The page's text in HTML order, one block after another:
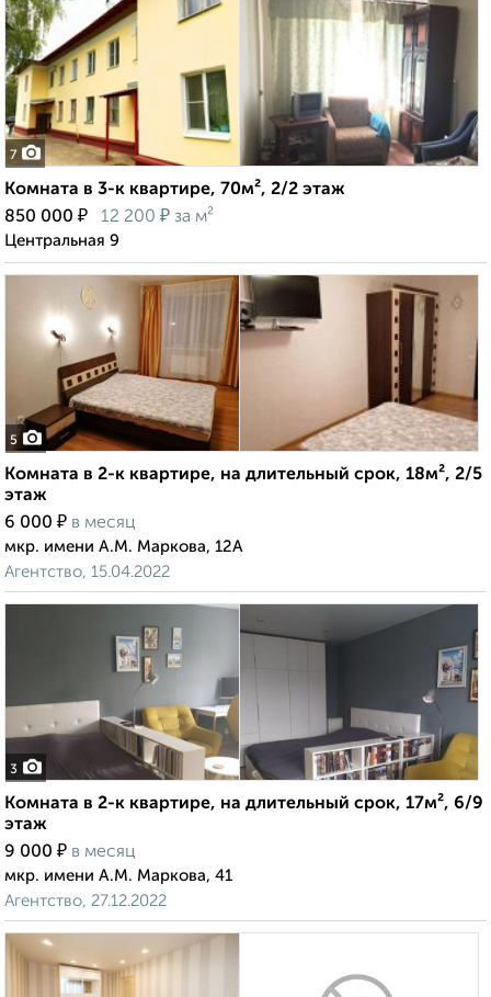
7
Комната в 3-к квартире, 70м², 2/2 этаж
850 000 ₽ 12 200 ₽ за м²
Центральная 9
5
Комната в 2-к квартире, на длительный срок, 18м², 2/5
этаж
6 000 ₽ в месяц
мкр. имени А.М. Маркова, 12А
Агентство, 15.04.2022
3
Комната в 2-к квартире, на длительный срок, 17м², 6/9
этаж
9 000 ₽ в месяц
мкр. имени А.М. Маркова, 41
Агентство, 27.12.2022